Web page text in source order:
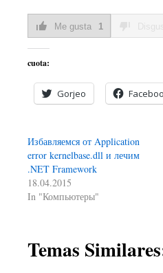
Me gusta 1
cuota:
Gorjeo
Избавляемся от Application
error kernelbase.dll и лечим
.NET Framework
18.04.2015
In "Компьютеры"
Temas